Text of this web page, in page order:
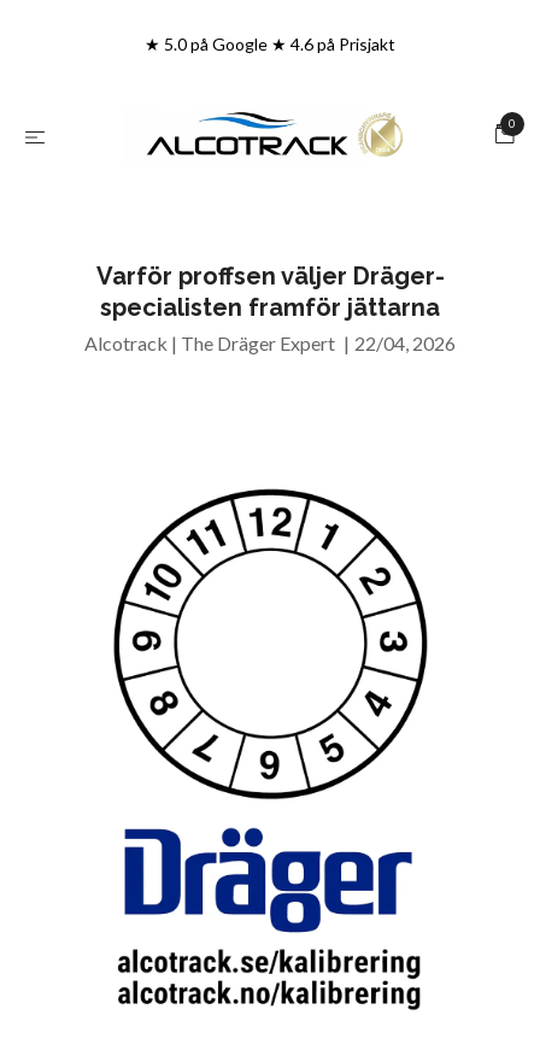
★ 5.0 på Google ★ 4.6 på Prisjakt
0
Varför proffsen väljer Dräger-
specialisten framför jättarna
Alcotrack | The Dräger Expert | 22/04, 2026